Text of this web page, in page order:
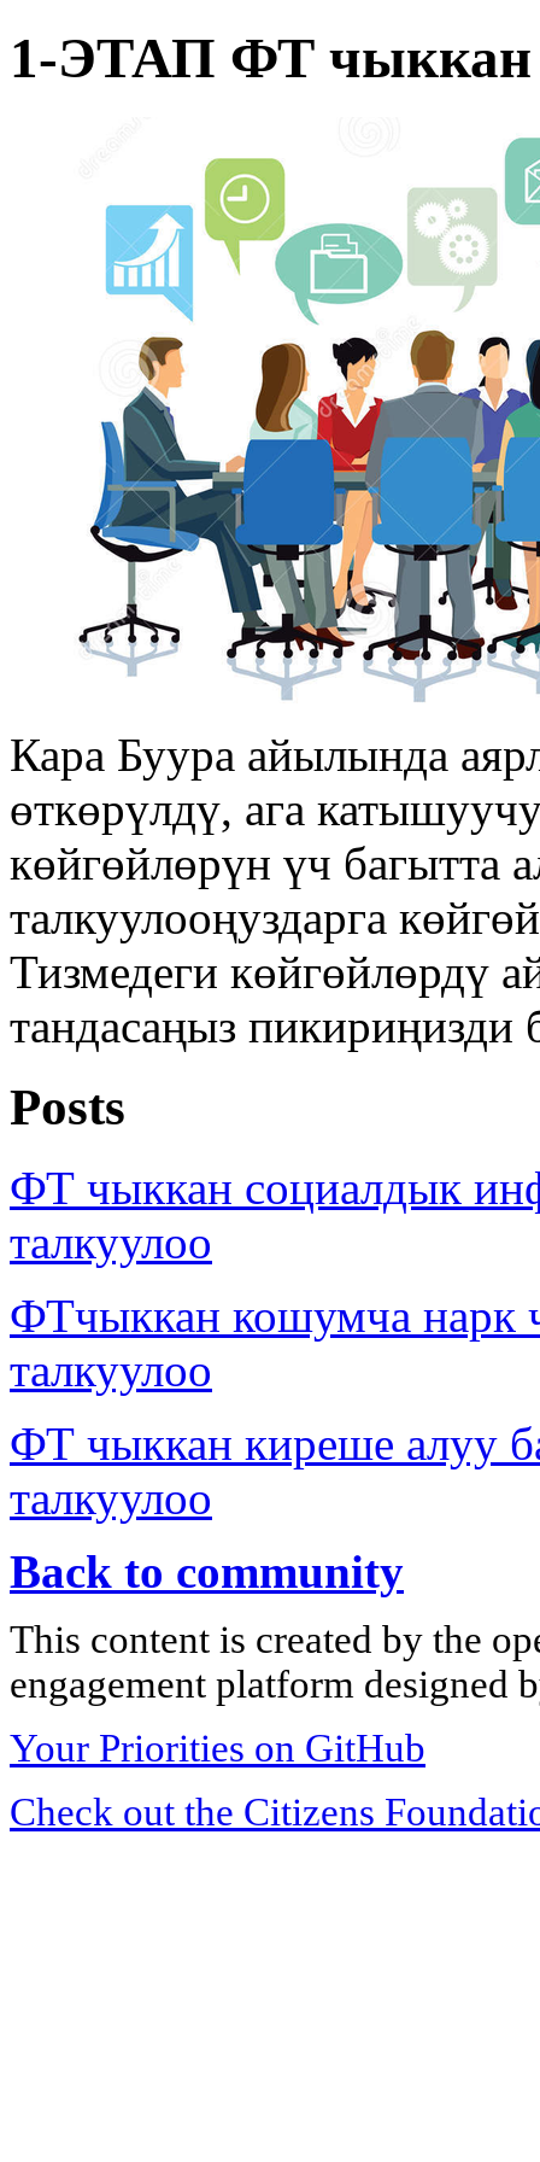
1-ЭТАП ФТ чыккан
Кара Буура айылында
өткөрүлдү, ага
көйгөйлөрүн үч багытта
талкуулооңуздарга
Тизмедеги көйгөйлөрдү
тандасаңыз пикириңизди
Posts
ФТ чыккан социалдык
талкуулоо
ФТчыккан кошумча нарк
талкуулоо
ФТ чыккан киреше алуу
талкуулоо
Back to community
This content is created by the
engagement platform designed
Your Priorities on GitHub
Check out the Citizens